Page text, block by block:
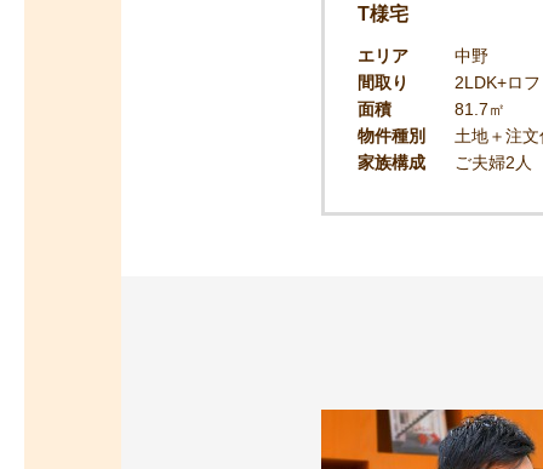
T様宅
エリア
中野
間取り
2LDK+ロ
面積
81.7㎡
物件種別
土地＋注文
家族構成
ご夫婦2人